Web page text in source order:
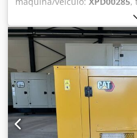
Cat
Construção Peso vazio:
kVA Dcedozc Dwqspfx
compartimento de carga:
Nível de emissões: Stage V /
de água: 667 l País de
com a equipe DPX para
e acessórios = - Bateria -
Caminhão-pipa